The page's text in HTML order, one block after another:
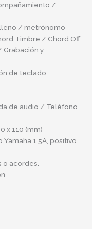
/
/ metrónomo
Timbre / Chord Off
Grabación y
de teclado
de audio / Teléfono
x 110 (mm)
Yamaha 1.5A, positivo
acordes.